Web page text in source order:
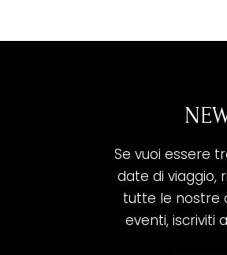
Se vuoi essere
date di viaggio,
tutte le nostre
eventi, iscriviti